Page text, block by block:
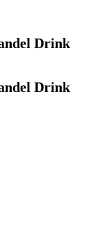
Drink
Drink